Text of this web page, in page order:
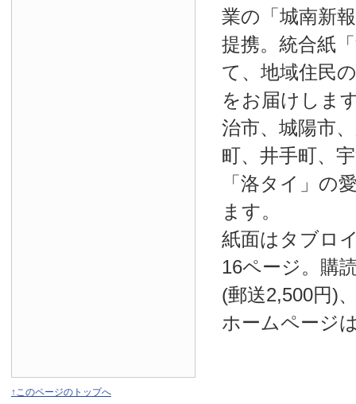
業の「城南新
提携。統合紙
て、地域住民
をお届けしま
治市、城陽市
町、井手町、
「洛タイ」の
ます。
紙面はタブロ
16ページ。購
(郵送2,500円)
ホームページ
↑このページのトップへ